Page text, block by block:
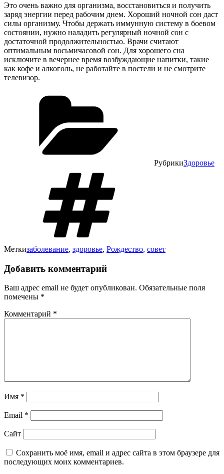
Это очень важно для организма, восстановиться и получить
заряд энергии перед рабочим днем. Хороший ночной сон даст
силы организму. Чтобы держать иммунную систему в боевом
состоянии, нужно наладить регулярный ночной сон с
достаточной продолжительностью. Врачи считают
оптимальным восьмичасовой сон. Для хорошего сна
исключите в вечернее время возбуждающие напитки, такие
как кофе и алкоголь, не работайте в постели и не смотрите
телевизор.
РубрикиЗдоровье
Меткизаболевание, здоровье, Рождество, совет
Добавить комментарий
Ваш адрес email не будет опубликован. Обязательные поля
помечены *
Комментарий *
Имя *
Email *
Сайт
Сохранить моё имя, email и адрес сайта в этом браузере для
последующих моих комментариев.